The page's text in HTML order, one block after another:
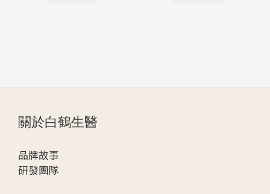
關於白鶴生醫
品牌故事
研發團隊